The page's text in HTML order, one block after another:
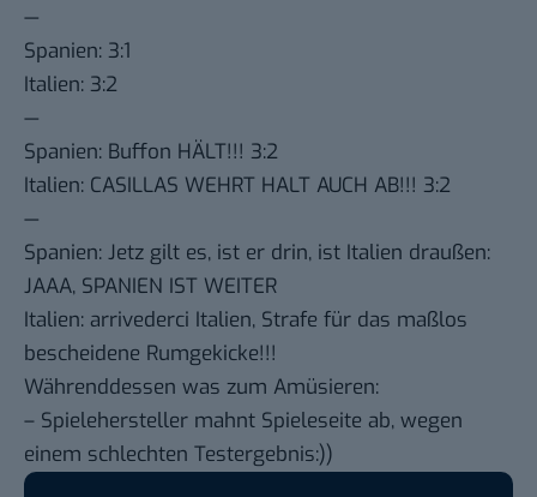
—
Spanien: 3:1
Italien: 3:2
—
Spanien: Buffon HÄLT!!! 3:2
Italien: CASILLAS WEHRT HALT AUCH AB!!! 3:2
—
Spanien: Jetz gilt es, ist er drin, ist Italien draußen:
JAAA, SPANIEN IST WEITER
Italien: arrivederci Italien, Strafe für das maßlos
bescheidene Rumgekicke!!!
Währenddessen was zum Amüsieren:
– Spielehersteller mahnt Spieleseite ab, wegen
einem schlechten Testergebnis:))